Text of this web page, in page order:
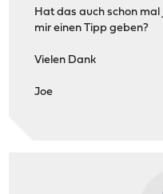
Hat das auch schon
mir einen Tipp geben?
Vielen Dank
Joe